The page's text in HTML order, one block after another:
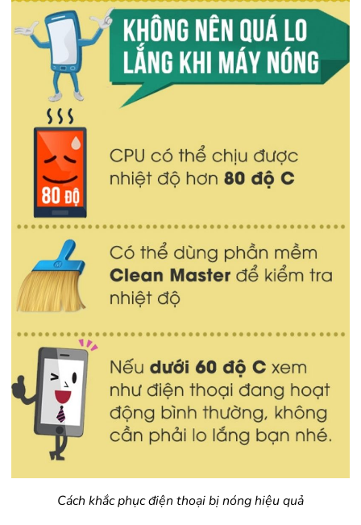
Cách khắc phục điện thoại bị nóng hiệu quả